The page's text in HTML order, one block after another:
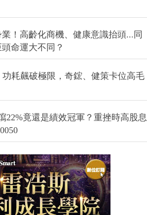
！高齡化商機、健康意識抬頭...同
命運大不同？
耗飆破極限，奇鋐、健策卡位高毛
22%竟還是績效冠軍？重挫時高股息